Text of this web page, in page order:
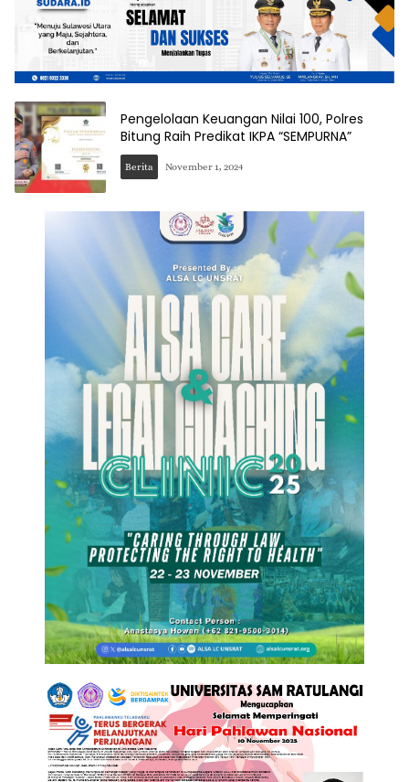
Pengelolaan Keuangan Nilai 100, Polres
Bitung Raih Predikat IKPA “SEMPURNA”
Berita November 1, 2024